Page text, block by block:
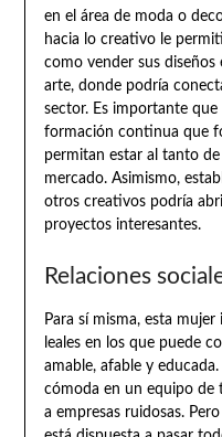
en el área de moda o
hacia lo creativo le
como vender sus
arte, donde podría
sector. Es importante
formación continua que
permitan estar al tanto de
mercado. Asimismo,
otros creativos podría
proyectos interesantes.
Relaciones
Para sí misma, esta
leales en los que puede
amable, afable y
cómoda en un equipo de
a empresas ruidosas.